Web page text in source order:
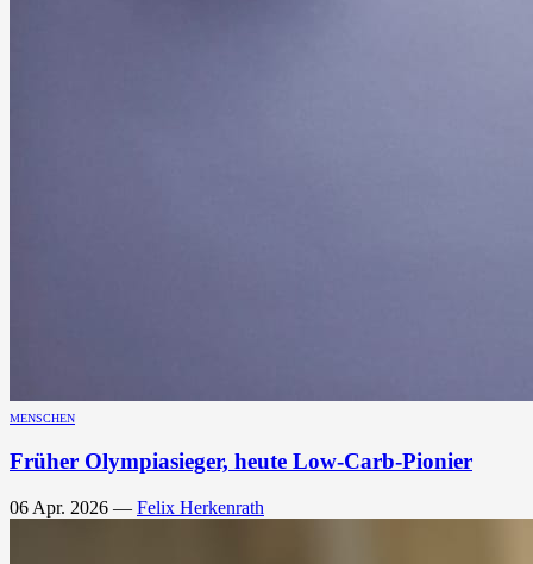
MENSCHEN
Früher Olympiasieger, heute Low-Carb-Pionier
06 Apr. 2026 — Felix Herkenrath